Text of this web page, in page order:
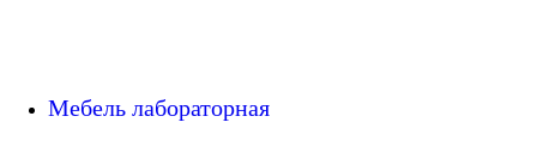
Мебель лабораторная